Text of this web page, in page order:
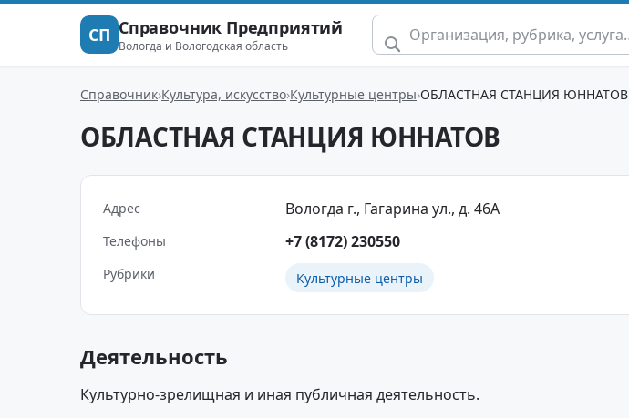
СП Справочник Предприятий
Вологда и Вологодская область
Справочник Культура, искусство Культурные центры ОБЛАСТНАЯ СТАНЦИЯ ЮННАТОВ
ОБЛАСТНАЯ СТАНЦИЯ ЮННАТОВ
Адрес Вологда г., Гагарина ул., д. 46А
Телефоны +7 (8172) 230550
Рубрики Культурные центры
Деятельность
Культурно-зрелищная и иная публичная деятельность.